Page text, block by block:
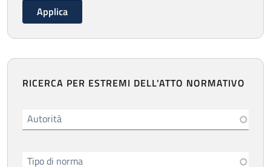
RICERCA PER ESTREMI DELL'ATTO NORMATIVO
Autorità
Tipo di norma